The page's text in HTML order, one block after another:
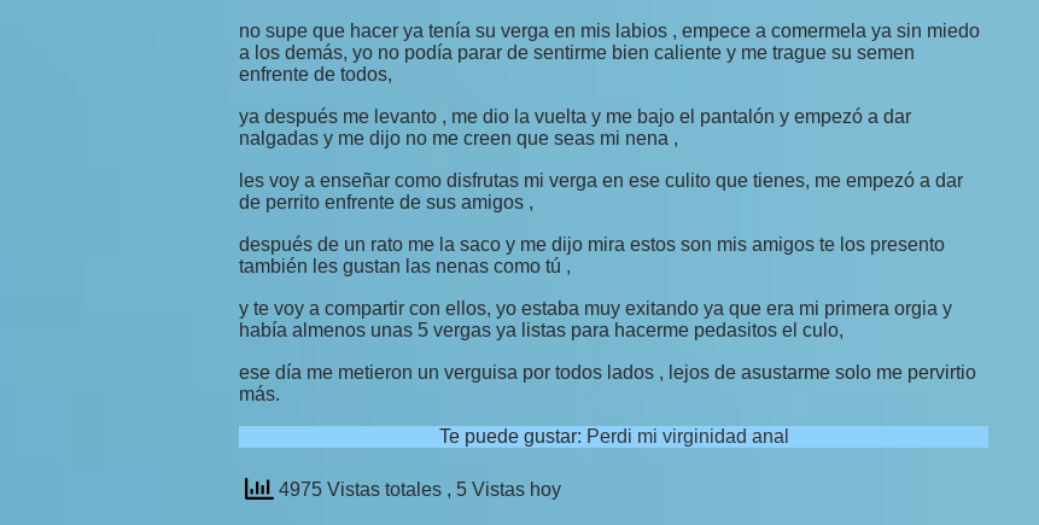
no supe que hacer ya tenía su verga en mis labios , empece a comermela ya sin miedo
a los demás, yo no podía parar de sentirme bien caliente y me trague su semen
enfrente de todos,
ya después me levanto , me dio la vuelta y me bajo el pantalón y empezó a dar
nalgadas y me dijo no me creen que seas mi nena ,
les voy a enseñar como disfrutas mi verga en ese culito que tienes, me empezó a dar
de perrito enfrente de sus amigos ,
después de un rato me la saco y me dijo mira estos son mis amigos te los presento
también les gustan las nenas como tú ,
y te voy a compartir con ellos, yo estaba muy exitando ya que era mi primera orgia y
había almenos unas 5 vergas ya listas para hacerme pedasitos el culo,
ese día me metieron un verguisa por todos lados , lejos de asustarme solo me pervirtio
más.
Te puede gustar: Perdi mi virginidad anal
4975 Vistas totales , 5 Vistas hoy